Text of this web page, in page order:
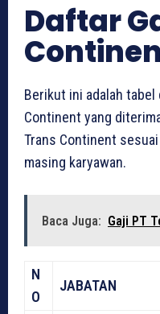
Daftar
Berikut ini adalah tabel
Continent yang
Trans Continent
masing karyawan.
Baca Juga: Gaji PT
N
O
JABATAN